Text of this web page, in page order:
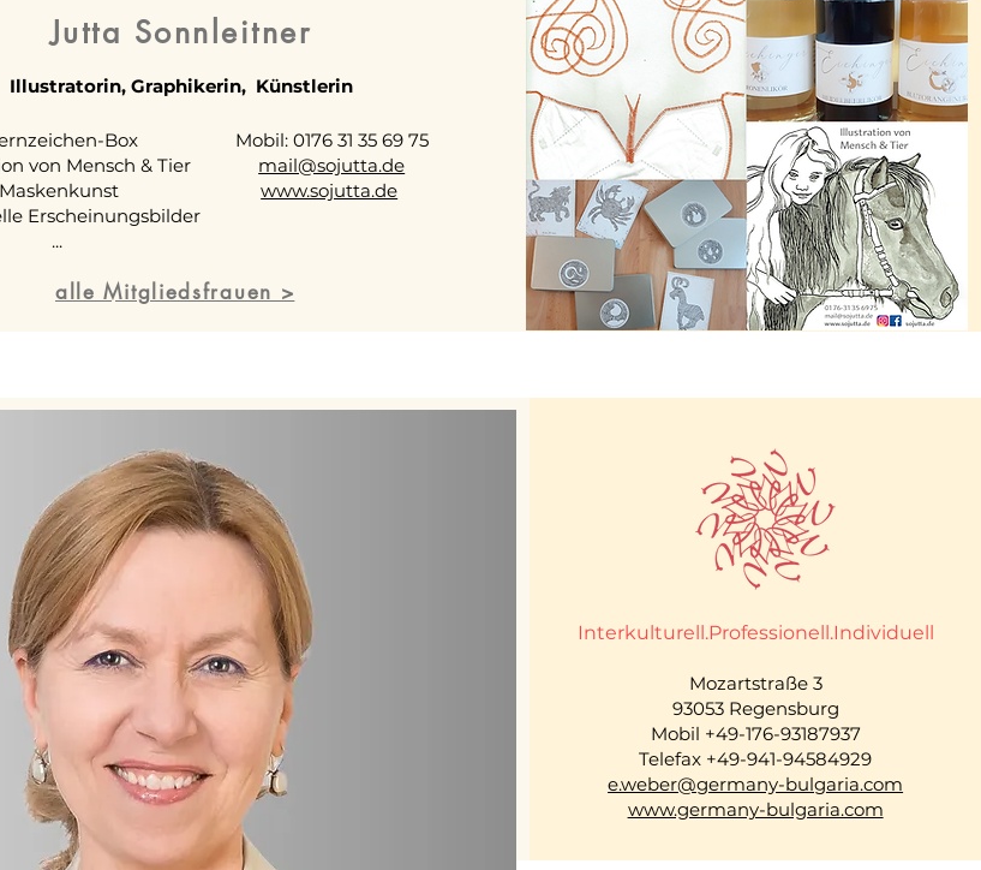
Jutta Sonnleitner
Illustratorin, Graphikerin, Künstlerin
Box
von Mensch & Tier
Maskenkunst
Erscheinungsbilder
...
Mobil: 0176 31 35 69 75
mail@sojutta.de
www.sojutta.de
alle Mitgliedsfrauen >
Eine von uns
Ök. Eugeniya Weber
Interkulturelle Verständigung
ist meine Berufung
als Trainerin, Coach, Autorin,
Dolmetscherin und Übersetzerin
alle Mitgliedsfrauen >
Interkulturell.Professionell.Individuell
Mozartstraße 3
93053 Regensburg
Mobil +49-176-93187937
Telefax +49-941-94584929
e.weber@germany-bulgaria.com
www.germany-bulgaria.com